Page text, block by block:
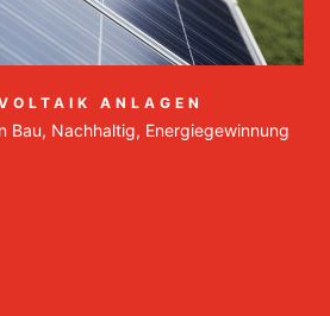
ANLAGEN
Bau, Nachhaltig, Energiegewinnung